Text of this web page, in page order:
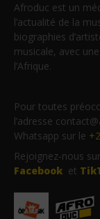
Afroduc est un
l’actualité de la
biographies
musicale, avec
l’Afrique.
Pour toutes
l’adresse
Whatsapp sur le
Rejoignez-nous
Facebook et